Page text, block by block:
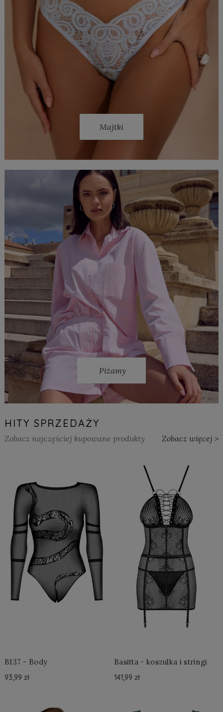
Majtki
Piżamy
HITY SPRZEDAŻY
Zobacz najczęściej kupowane produkty Zobacz więcej >
B137 - Body
93,99 zł
Basitta - koszulka i stringi
141,99 zł